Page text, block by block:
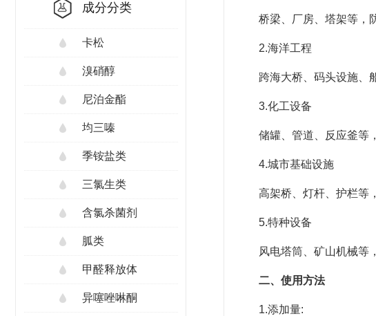
成分分类
卡松
溴硝醇
尼泊金酯
均三嗪
季铵盐类
三氯生类
含氯杀菌剂
胍类
甲醛释放体
异噻唑啉酮
桥梁、厂房、塔架等，
2.海洋工程
跨海大桥、码头设施、
3.化工设备
储罐、管道、反应釜等
4.城市基础设施
高架桥、灯杆、护栏等
5.特种设备
风电塔筒、矿山机械等
二、使用方法
1.添加量: